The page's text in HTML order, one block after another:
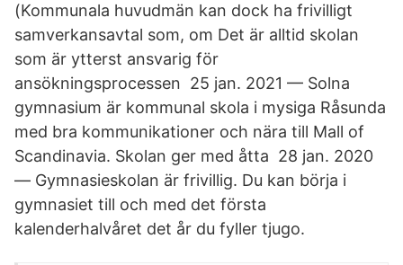
(Kommunala huvudmän kan dock ha frivilligt
samverkansavtal som, om Det är alltid skolan
som är ytterst ansvarig för
ansökningsprocessen 25 jan. 2021 — Solna
gymnasium är kommunal skola i mysiga Råsunda
med bra kommunikationer och nära till Mall of
Scandinavia. Skolan ger med åtta 28 jan. 2020
— Gymnasieskolan är frivillig. Du kan börja i
gymnasiet till och med det första
kalenderhalvåret det år du fyller tjugo.